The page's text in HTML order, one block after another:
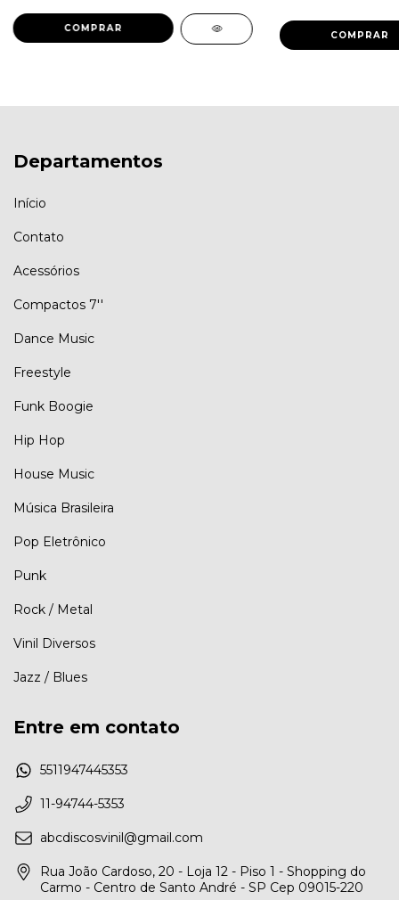
Departamentos
Início
Contato
Acessórios
Compactos 7''
Dance Music
Freestyle
Funk Boogie
Hip Hop
House Music
Música Brasileira
Pop Eletrônico
Punk
Rock / Metal
Vinil Diversos
Jazz / Blues
Entre em contato
5511947445353
11-94744-5353
abcdiscosvinil@gmail.com
Rua João Cardoso, 20 - Loja 12 - Piso 1 - Shopping do
Carmo - Centro de Santo André - SP Cep 09015-220